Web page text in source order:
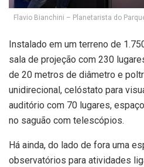
Flavio Bianchini – Planetarista do
Instalado em um terreno de
sala de projeção com 230
de 20 metros de diâmetro e
unidirecional, celóstato para
auditório com 70 lugares,
no saguão com telescópios.
Há ainda, do lado de fora uma
observatórios para atividades